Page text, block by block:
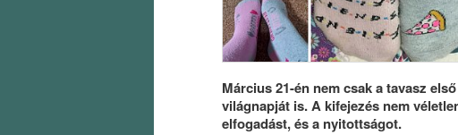
Március 21-én nem csak a tavasz
világnapját is. A kifejezés nem
elfogadást, és a nyitottságot.